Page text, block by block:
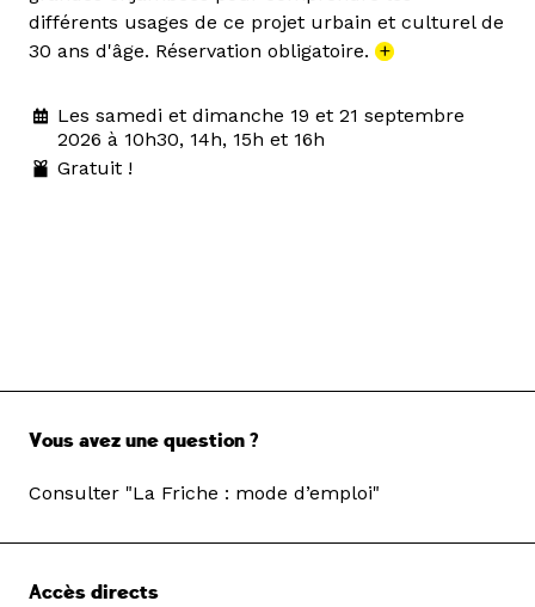
différents usages de ce projet urbain et culturel de
30 ans d'âge. Réservation obligatoire. +
Les samedi et dimanche 19 et 21 septembre
2026 à 10h30, 14h, 15h et 16h
Gratuit !
Vous avez une question ?
Consulter "La Friche : mode d’emploi"
Accès directs